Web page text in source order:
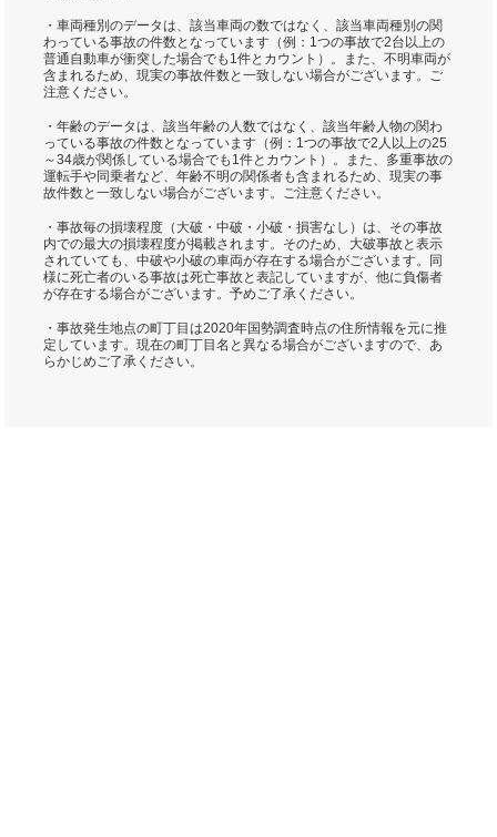
・車両種別のデータは、該当車両の数ではなく、該当車両種別の関
わっている事故の件数となっています（例：1つの事故で2台以上の
普通自動車が衝突した場合でも1件とカウント）。また、不明車両が
含まれるため、現実の事故件数と一致しない場合がございます。ご
注意ください。
・年齢のデータは、該当年齢の人数ではなく、該当年齢人物の関わ
っている事故の件数となっています（例：1つの事故で2人以上の25
～34歳が関係している場合でも1件とカウント）。また、多重事故の
運転手や同乗者など、年齢不明の関係者も含まれるため、現実の事
故件数と一致しない場合がございます。ご注意ください。
・事故毎の損壊程度（大破・中破・小破・損害なし）は、その事故
内での最大の損壊程度が掲載されます。そのため、大破事故と表示
されていても、中破や小破の車両が存在する場合がございます。同
様に死亡者のいる事故は死亡事故と表記していますが、他に負傷者
が存在する場合がございます。予めご了承ください。
・事故発生地点の町丁目は2020年国勢調査時点の住所情報を元に推
定しています。現在の町丁目名と異なる場合がございますので、あ
らかじめご了承ください。